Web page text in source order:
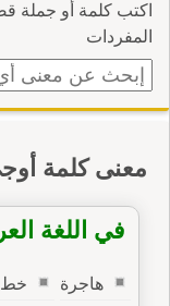
اكتب كلمة أو جملة
المفردات
معنى كلمة
في اللغة
هاجرة خط